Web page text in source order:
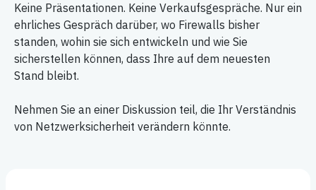
Keine Präsentationen. Keine Verkaufsgespräche. Nur ein
ehrliches Gespräch darüber, wo Firewalls bisher
standen, wohin sie sich entwickeln und wie Sie
sicherstellen können, dass Ihre auf dem neuesten
Stand bleibt.
Nehmen Sie an einer Diskussion teil, die Ihr Verständnis
von Netzwerksicherheit verändern könnte.